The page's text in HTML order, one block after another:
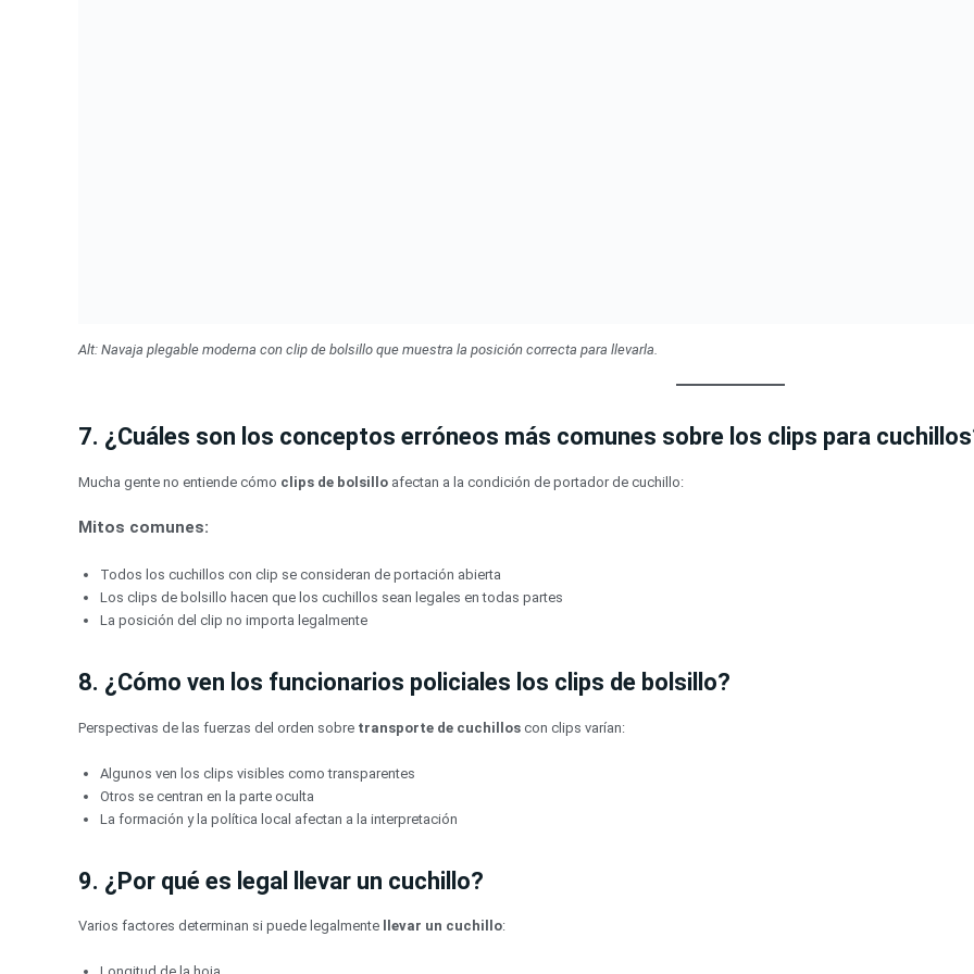
Alt: Navaja plegable moderna con clip de bolsillo que muestra la posición correcta para llevarla.
7. ¿Cuáles son los conceptos erróneos más comunes sobre los clips para
Mucha gente no entiende cómo clips de bolsillo afectan a la condición de portador de cuchillo:
Mitos comunes:
Todos los cuchillos con clip se consideran de portación abierta
Los clips de bolsillo hacen que los cuchillos sean legales en todas partes
La posición del clip no importa legalmente
8. ¿Cómo ven los funcionarios policiales los clips de bolsillo?
Perspectivas de las fuerzas del orden sobre transporte de cuchillos con clips varían:
Algunos ven los clips visibles como transparentes
Otros se centran en la parte oculta
La formación y la política local afectan a la interpretación
9. ¿Por qué es legal llevar un cuchillo?
Varios factores determinan si puede legalmente llevar un cuchillo: